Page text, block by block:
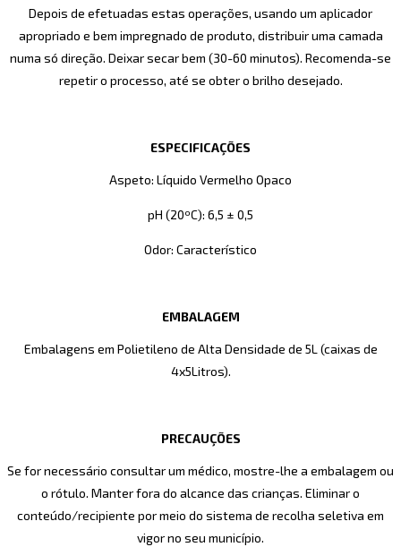
Depois de efetuadas estas operações, usando um aplicador
apropriado e bem impregnado de produto, distribuir uma camada
numa só direção. Deixar secar bem (30-60 minutos). Recomenda-se
repetir o processo, até se obter o brilho desejado.
ESPECIFICAÇÕES
Aspeto: Líquido Vermelho Opaco
pH (20ºC): 6,5 ± 0,5
Odor: Característico
EMBALAGEM
Embalagens em Polietileno de Alta Densidade de 5L (caixas de
4x5Litros).
PRECAUÇÕES
Se for necessário consultar um médico, mostre-lhe a embalagem ou
o rótulo. Manter fora do alcance das crianças. Eliminar o
conteúdo/recipiente por meio do sistema de recolha seletiva em
vigor no seu município.